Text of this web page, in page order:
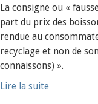
La consigne ou «
part du prix des
rendue au
recyclage et non de
connaissons) ».
Lire la suite